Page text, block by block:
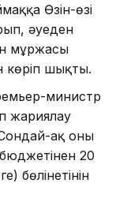
Өзін-өзі
әуеден
мұржасы
көріп шықты.
министр
жариялау
ақ оның
20
бөлінетінін